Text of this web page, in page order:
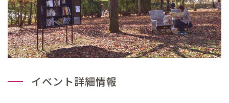
イベント詳細情報